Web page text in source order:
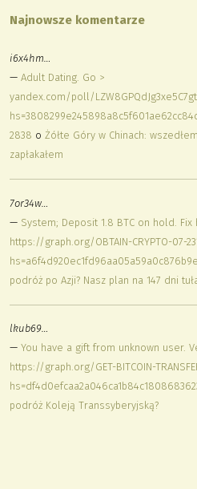
Najnowsze komentarze
i6x4hm…
—Adult Dating. Go >
yandex.com/poll/
2838 oŻółte Góry w Chinach:
zapłakałem
7or34w…
— System; Deposit 1.8 BTC on hold. Fix
https://graph.org/OBTAIN-CRYPTO-07-
podróż po Azji? Nasz plan na 147 dni
lkub69…
—You have a gift from unknown user.
https://graph.org/GET-BITCOIN-
podróż Koleją Transsyberyjską?